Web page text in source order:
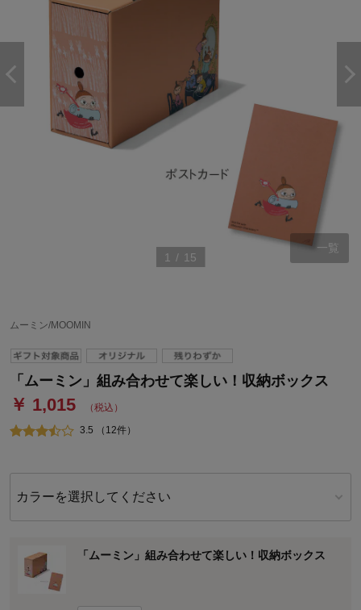
1 / 15
一覧
ムーミン/MOOMIN
「ムーミン」組み合わせて楽しい！収納ボックス
￥ 1,015 （税込）
3.5 （12件）
カラーを選択してください
「ムーミン」組み合わせて楽しい！収納ボックス